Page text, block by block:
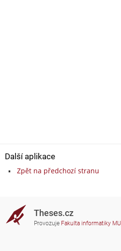
Další aplikace
Zpět na předchozí stranu
Theses.cz
Provozuje Fakulta informatiky MU